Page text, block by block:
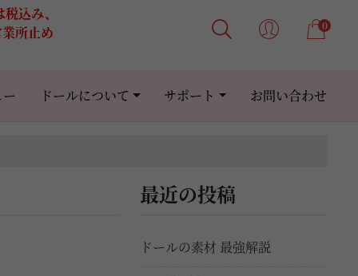
込み、
所止め
0
ドールについて サポート お問い合わせ
最近の投稿
ドールの素材 最強解説